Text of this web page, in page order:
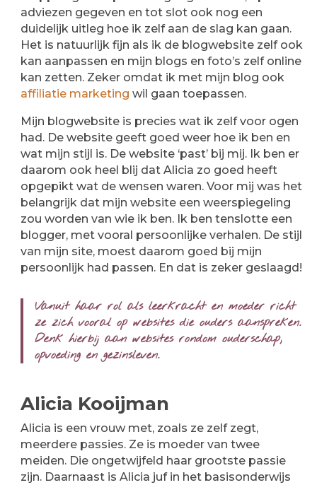
adviezen gegeven en tot slot ook nog een
duidelijk uitleg hoe ik zelf aan de slag kan gaan.
Het is natuurlijk fijn als ik de blogwebsite zelf ook
kan aanpassen en mijn blogs en foto’s zelf online
kan zetten. Zeker omdat ik met mijn blog ook
affiliatie marketing wil gaan toepassen.
Mijn blogwebsite is precies wat ik zelf voor ogen
had. De website geeft goed weer hoe ik ben en
wat mijn stijl is. De website ‘past’ bij mij. Ik ben er
daarom ook heel blij dat Alicia zo goed heeft
opgepikt wat de wensen waren. Voor mij was het
belangrijk dat mijn website een weerspiegeling
zou worden van wie ik ben. Ik ben tenslotte een
blogger, met vooral persoonlijke verhalen. De stijl
van mijn site, moest daarom goed bij mijn
persoonlijk had passen. En dat is zeker geslaagd!
Vanuit haar rol als leerkracht en moeder richt
ze zich vooral op websites die ouders aanspreken.
Denk hierbij aan websites rondom ouderschap,
opvoeding en gezinsleven.
Alicia Kooijman
Alicia is een vrouw met, zoals ze zelf zegt,
meerdere passies. Ze is moeder van twee
meiden. Die ongetwijfeld haar grootste passie
zijn. Daarnaast is Alicia juf in het basisonderwijs